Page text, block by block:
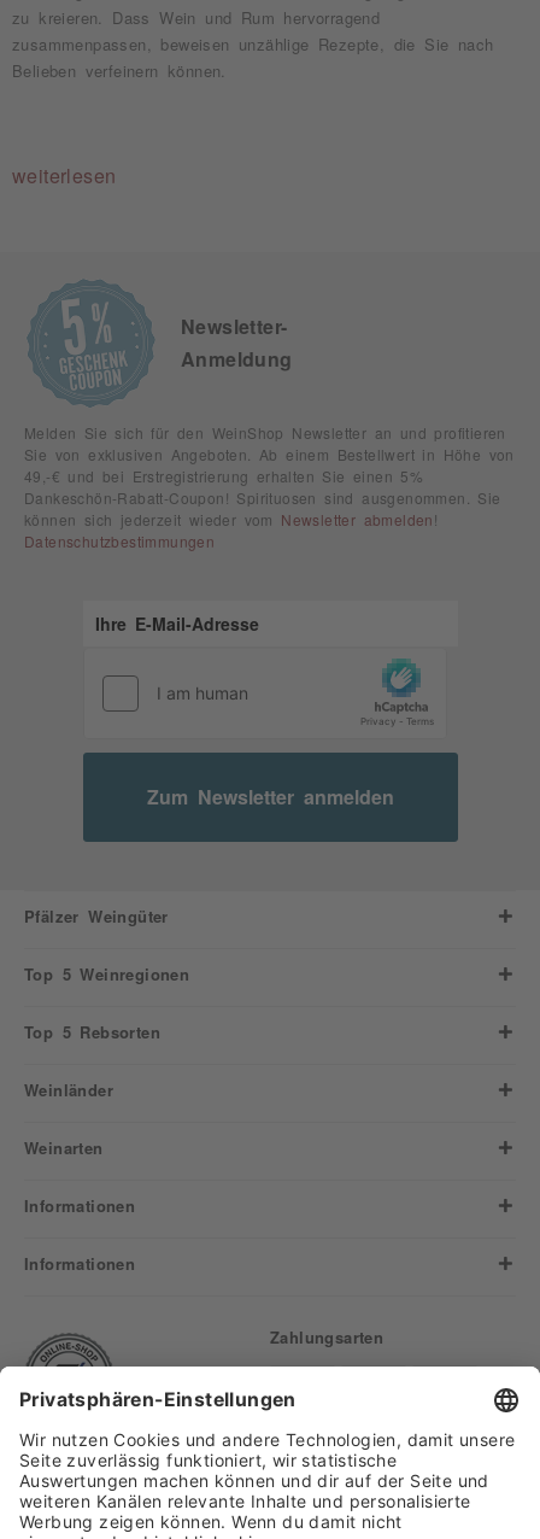
zu kreieren. Dass Wein und Rum hervorragend
zusammenpassen, beweisen unzählige Rezepte, die Sie nach
Belieben verfeinern können.
weiterlesen
Newsletter-
Anmeldung
Melden Sie sich für den WeinShop Newsletter an und profitieren
Sie von exklusiven Angeboten. Ab einem Bestellwert in Höhe von
49,-€ und bei Erstregistrierung erhalten Sie einen 5%
Dankeschön-Rabatt-Coupon! Spirituosen sind ausgenommen. Sie
können sich jederzeit wieder vom Newsletter abmelden !
Datenschutzbestimmungen
Zum Newsletter anmelden
Pfälzer Weingüter
Top 5 Weinregionen
Top 5 Rebsorten
Weinländer
Weinarten
Informationen
Informationen
Zahlungsarten
Finden Sie uns auf: